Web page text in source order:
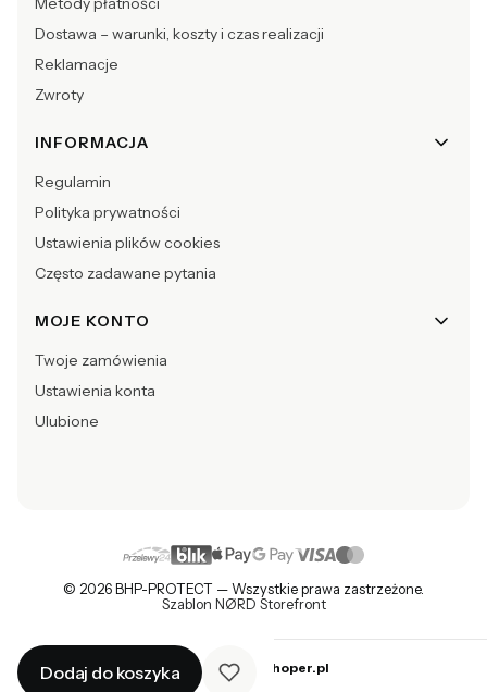
Dostawa – warunki, koszty i czas realizacji
Reklamacje
Zwroty
INFORMACJA
Regulamin
Polityka prywatności
Ustawienia plików cookies
Często zadawane pytania
MOJE KONTO
Twoje zamówienia
Ustawienia konta
Ulubione
© 2026 BHP-PROTECT — Wszystkie prawa zastrzeżone.
Szablon NØRD Storefront
Sklep internetowy Shoper.pl
Dodaj do koszyka